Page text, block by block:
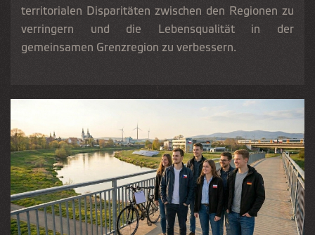
territorialen Disparitäten zwischen den Regionen zu
verringern und die Lebensqualität in der
gemeinsamen Grenzregion zu verbessern.